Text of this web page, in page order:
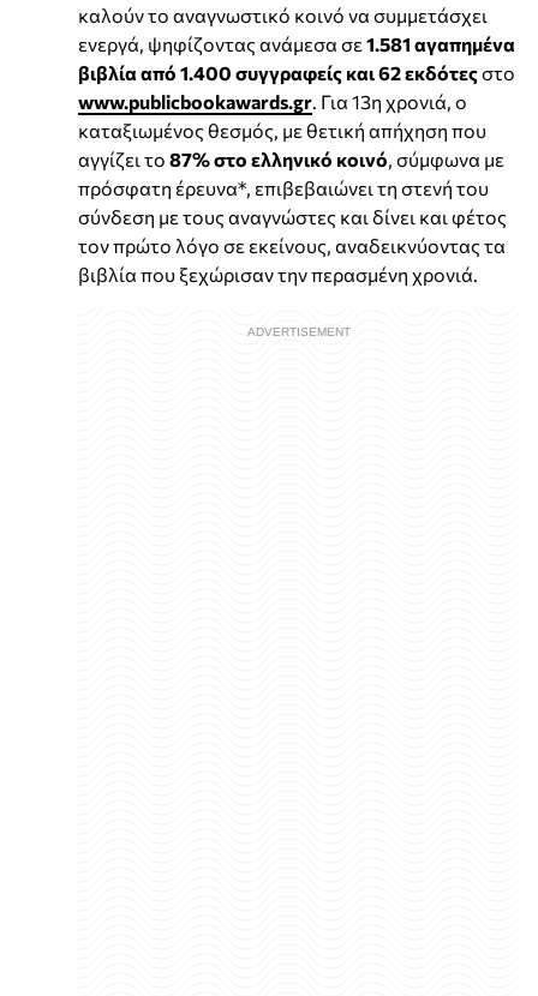
καλούν το αναγνωστικό κοινό να συμμετάσχει
ενεργά, ψηφίζοντας ανάμεσα σε1.581 αγαπημένα
βιβλία από 1.400 συγγραφείς και 62 εκδότεςστο
www.publicbookawards.gr. Για 13η χρονιά, ο
καταξιωμένος θεσμός, με θετική απήχηση που
αγγίζει το 87% στο ελληνικό κοινό, σύμφωνα με
πρόσφατη έρευνα*, επιβεβαιώνει τη στενή του
σύνδεση με τους αναγνώστες και δίνει και φέτος
τον πρώτο λόγο σε εκείνους, αναδεικνύοντας τα
βιβλία που ξεχώρισαν την περασμένη χρονιά.